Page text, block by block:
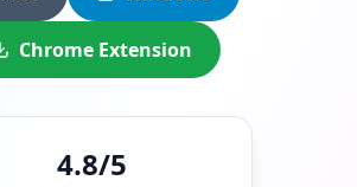
Chrome Extension
4.8/5